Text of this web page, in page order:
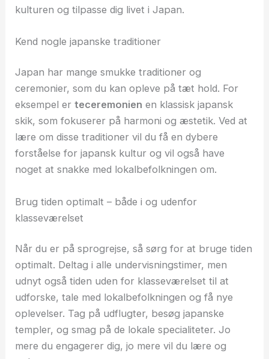
kulturen og tilpasse dig livet i Japan.
Kend nogle japanske traditioner
Japan har mange smukke traditioner og
ceremonier, som du kan opleve på tæt hold. For
eksempel erteceremonien en klassisk japansk
skik, som fokuserer på harmoni og æstetik. Ved at
lære om disse traditioner vil du få en dybere
forståelse for japansk kultur og vil også have
noget at snakke med lokalbefolkningen om.
Brug tiden optimalt – både i og udenfor
klasseværelset
Når du er på sprogrejse, så sørg for at bruge tiden
optimalt. Deltag i alle undervisningstimer, men
udnyt også tiden uden for klasseværelset til at
udforske, tale med lokalbefolkningen og få nye
oplevelser. Tag på udflugter, besøg japanske
templer, og smag på de lokale specialiteter. Jo
mere du engagerer dig, jo mere vil du lære og